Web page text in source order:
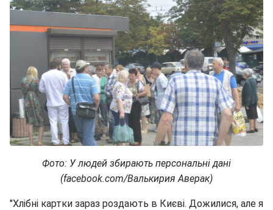
Фото: У людей збирають персональні дані
(facebook.com/Валькирия Аверак)
"Хлібні картки зараз роздають в Києві. Дожилися, але я